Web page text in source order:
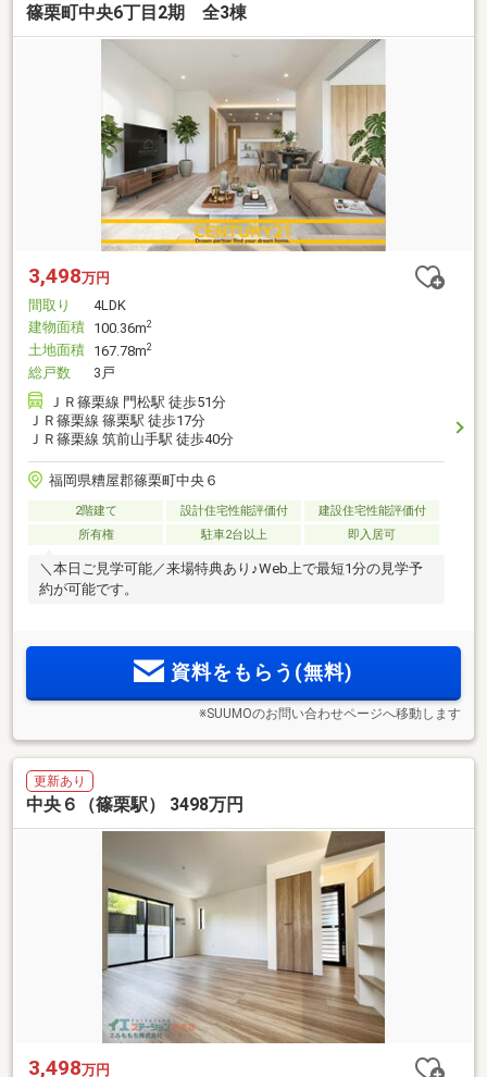
篠栗町中央6丁目2期 全3棟
3,498万円
間取り
4LDK
建物面積 100.36m2
土地面積 167.78m2
総戸数
3戸
ＪＲ篠栗線 門松駅 徒歩51分
ＪＲ篠栗線 篠栗駅 徒歩17分
ＪＲ篠栗線 筑前山手駅 徒歩40分
福岡県糟屋郡篠栗町中央６
2階建て 設計住宅性能評価付
建設住宅性能評価付
所有権
駐車2台以上 即入居可
＼本日ご見学可能／来場特典あり♪Web上で最短1分の見学予
約が可能です。
資料をもらう(無料)
※SUUMOのお問い合わせページへ移動します
更新あり
中央６（篠栗駅） 3498万円
3,498万円